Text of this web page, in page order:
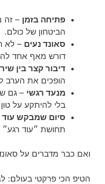
פתיחה בזמן – זה
הביטחון של כולם.
סאונד נעים – לא
דורש מאף אחד
דיבור קצר בין
הופכים את הערב
מנעד רגשי – גם
בלי להיתקע על
סיום שמבקש עוד
תחושת ״עוד
ואם כבר מדברים על
הטיפ הכי פרקטי בעולם: